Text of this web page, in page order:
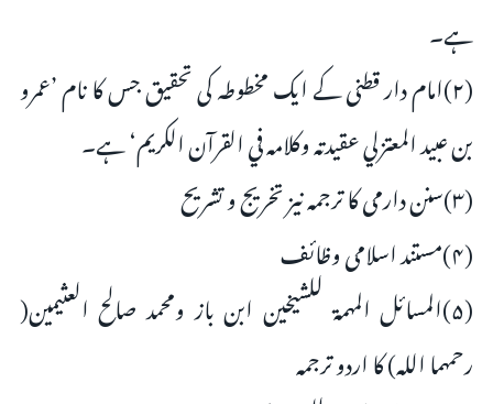
ہے۔
(۲)امام دار قطنی کے ایک مخطوطہ کی تحقیق جس کا نام ’عمرو
بن عبيد المعتزلي عقيدته وكلامه في القرآن الكريم‘ ہے۔
(۳)سنن دارمی کا ترجمہ نیز تخریج و تشریح
(۴)مستند اسلامی وظائف
(۵)المسائل المهمة للشيخين ابن باز ومحمد صالح العثيمين(
رحمهما الله) کا اردو ترجمہ